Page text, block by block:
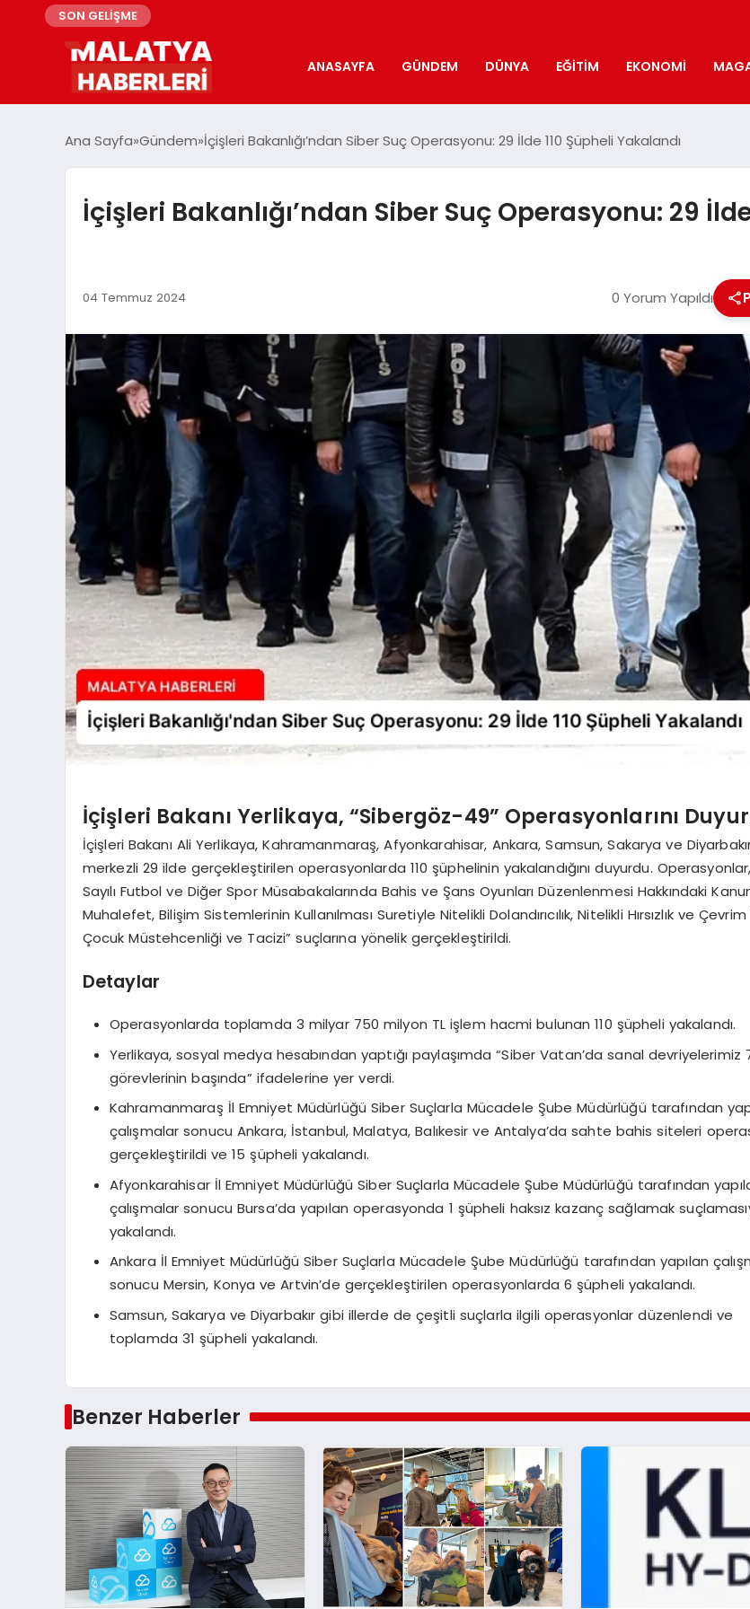
SON GELİŞME
ANASAYFA GÜNDEM DÜNYA EĞITIM EKONOMI
Ana Sayfa Gündem İçişleri Bakanlığı’ndan Siber Suç Operasyonu: 29 İlde 110 Şüpheli Yakalandı
İçişleri Bakanlığı’ndan Siber Suç Operasyonu: 29
04 Temmuz 2024 0 Yorum Yapıldı
İçişleri Bakanı Yerlikaya, “Sibergöz-49” Operasyonlarını
İçişleri Bakanı Ali Yerlikaya, Kahramanmaraş, Afyonkarahisar, Ankara, Samsun, Sakarya ve
merkezli 29 ilde gerçekleştirilen operasyonlarda 110 şüphelinin yakalandığını duyurdu.
Sayılı Futbol ve Diğer Spor Müsabakalarında Bahis ve Şans Oyunları Düzenlenmesi Hakkındaki
Muhalefet, Bilişim Sistemlerinin Kullanılması Suretiyle Nitelikli Dolandırıcılık, Nitelikli Hırsızlık ve Çevrim
Çocuk Müstehcenliği ve Tacizi” suçlarına yönelik gerçekleştirildi.
Detaylar
Operasyonlarda toplamda 3 milyar 750 milyon TL işlem hacmi bulunan 110 şüpheli yakalandı.
Yerlikaya, sosyal medya hesabından yaptığı paylaşımda “Siber Vatan’da sanal devriyelerimiz
görevlerinin başında” ifadelerine yer verdi.
Kahramanmaraş İl Emniyet Müdürlüğü Siber Suçlarla Mücadele Şube Müdürlüğü tarafından
çalışmalar sonucu Ankara, İstanbul, Malatya, Balıkesir ve Antalya’da sahte bahis siteleri
gerçekleştirildi ve 15 şüpheli yakalandı.
Afyonkarahisar İl Emniyet Müdürlüğü Siber Suçlarla Mücadele Şube Müdürlüğü tarafından
çalışmalar sonucu Bursa’da yapılan operasyonda 1 şüpheli haksız kazanç sağlamak
yakalandı.
Ankara İl Emniyet Müdürlüğü Siber Suçlarla Mücadele Şube Müdürlüğü tarafından yapılan
sonucu Mersin, Konya ve Artvin’de gerçekleştirilen operasyonlarda 6 şüpheli yakalandı.
Samsun, Sakarya ve Diyarbakır gibi illerde de çeşitli suçlarla ilgili operasyonlar düzenlendi ve
toplamda 31 şüpheli yakalandı.
Benzer Haberler